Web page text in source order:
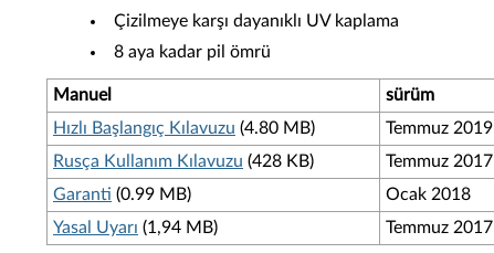
Çizilmeye karşı dayanıklı UV kaplama
8 aya kadar pil ömrü
Manuel
sürüm
Hızlı Başlangıç Kılavuzu (4.80 MB)
Temmuz 2019
Rusça Kullanım Kılavuzu (428 KB)
Temmuz 2017
Garanti (0.99 MB)
Ocak 2018
Yasal Uyarı (1,94 MB) Temmuz 2017